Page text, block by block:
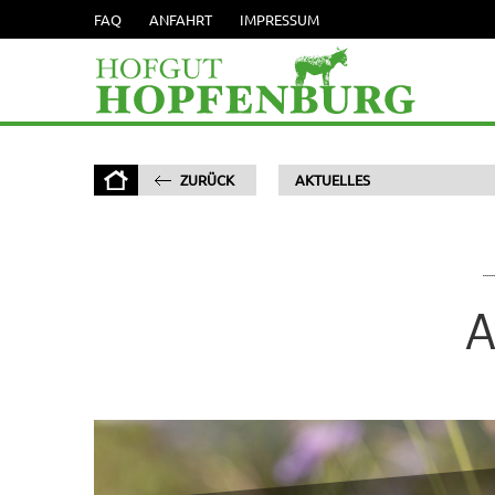
FAQ ANFAHRT IMPRESSUM
ZURÜCK AKTUELLES